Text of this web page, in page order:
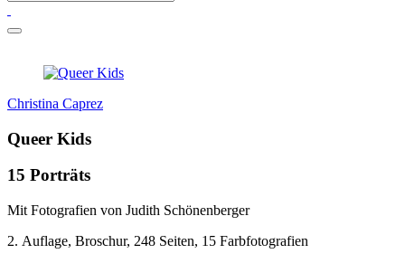
Christina Caprez
Queer Kids
15 Porträts
Mit Fotografien von Judith Schönenberger
2. Auflage, Broschur, 248 Seiten, 15 Farbfotografien